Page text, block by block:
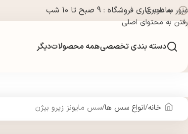
عبور به ناوبری
رفتن به محتوای اصلی
ساعت کاری فروشگاه : 9 صبح تا 10 شب
دسته بندی تخصصیهمه محصولاتدیگر
خانه انواع سس ها سس مایونز زیرو بیژن